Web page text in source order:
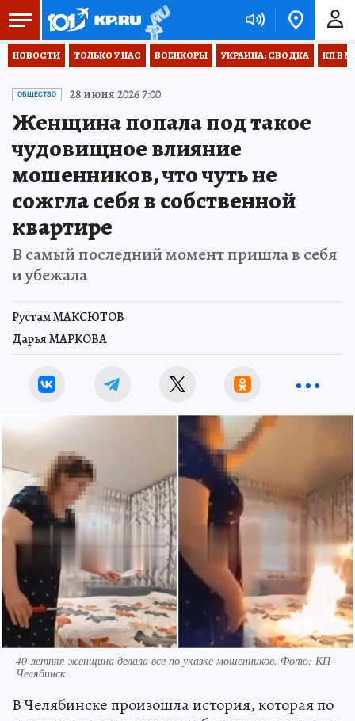
НОВОСТИ ТОЛЬКО У НАС ВОЕНКОРЫ УКРАИНА: СВОДКА КП В
ОБЩЕСТВО 28 июня 2026 7:00
Женщина попала под такое
чудовищное влияние
мошенников, что чуть не
сожгла себя в собственной
квартире
В самый последний момент пришла в себя
и убежала
Рустам МАКСЮТОВ
Дарья МАРКОВА
40-летняя женщина делала все по указке мошенников. Фото: КП-
Челябинск
В Челябинске произошла история, которая по